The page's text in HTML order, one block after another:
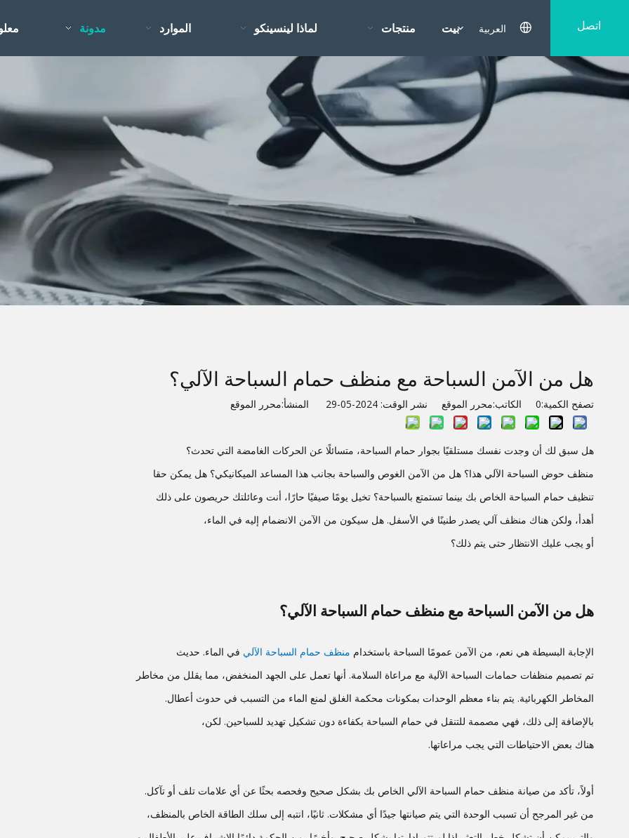
بيت منتجات لماذا لينسينكو الموارد مدونة العربية
اتصل
بنا
هل من الآمن السباحة مع منظف حمام السباحة الآلي؟
تصفح الكمية:0 الكاتب:محرر الموقع نشر الوقت: 2024-05-29 المنشأ: محرر الموقع
هل سبق لك أن وجدت نفسك مستلقيًا بجوار حمام السباحة، متسائلًا عن الحركات الغامضة التي تحدث؟
منظف ​​حوض السباحة الآلي هذا؟ هل من الآمن الغوص والسباحة بجانب هذا المساعد الميكانيكي؟ هل يمكن حقا
تنظيف حمام السباحة الخاص بك بينما تستمتع بالسباحة؟ تخيل يومًا صيفيًا حارًا، أنت وعائلتك حريصون على ذلك
أهدأ، ولكن هناك منظف آلي يصدر طنينًا في الأسفل. هل سيكون من الآمن الانضمام إليه في الماء،
أو يجب عليك الانتظار حتى يتم ذلك؟
هل من الآمن السباحة مع منظف حمام السباحة الآلي؟
الإجابة البسيطة هي نعم، من الآمن عمومًا السباحة باستخدام منظف حمام السباحة الآلي في الماء. حديث
تم تصميم منظفات حمامات السباحة الآلية مع مراعاة السلامة. أنها تعمل على الجهد المنخفض، مما يقلل من مخاطر
المخاطر الكهربائية. يتم بناء معظم الوحدات بمكونات محكمة الغلق لمنع الماء من التسبب في حدوث أعطال.
بالإضافة إلى ذلك، فهي مصممة للتنقل في حمام السباحة بكفاءة دون تشكيل تهديد للسباحين. لكن،
هناك بعض الاحتياطات التي يجب مراعاتها.
أولاً، تأكد من صيانة منظف حمام السباحة الآلي الخاص بك بشكل صحيح وفحصه بحثًا عن أي علامات تلف أو تآكل.
من غير المرجح أن تسبب الوحدة التي يتم صيانتها جيدًا أي مشكلات. ثانيًا، انتبه إلى سلك الطاقة الخاص بالمنظف،